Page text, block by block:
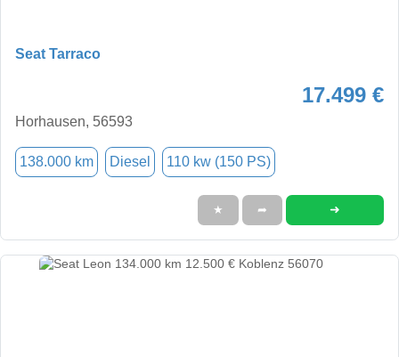
Seat Tarraco
17.499 €
Horhausen, 56593
138.000 km Diesel 110 kw (150 PS)
★ ➦ ➜